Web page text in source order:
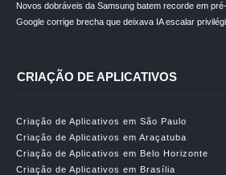
Novos dobráveis da Samsung batem recorde em
Google corrige brecha que deixava IA escalar
CRIAÇÃO DE APLICATIVOS
Criação de Aplicativos em São Paulo
Criação de Aplicativos em Araçatuba
Criação de Aplicativos em Belo Horizonte
Criação de Aplicativos em Brasília